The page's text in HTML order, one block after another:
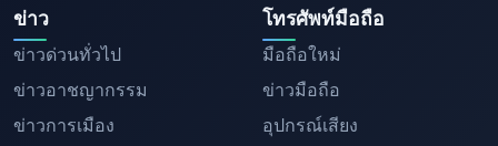
ข่าว
ข่าวด่วนทั่วไป
ข่าวอาชญากรรม
ข่าวการเมือง
โทรศัพท์มือถือ
มือถือใหม่
ข่าวมือถือ
อุปกรณ์เสียง